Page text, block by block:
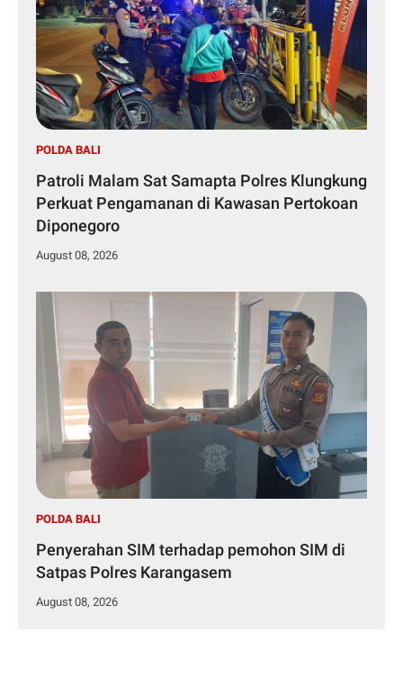
POLDA BALI
Patroli Malam Sat Samapta Polres Klungkung
Perkuat Pengamanan di Kawasan Pertokoan
Diponegoro
August 08, 2026
POLDA BALI
Penyerahan SIM terhadap pemohon SIM di
Satpas Polres Karangasem
August 08, 2026